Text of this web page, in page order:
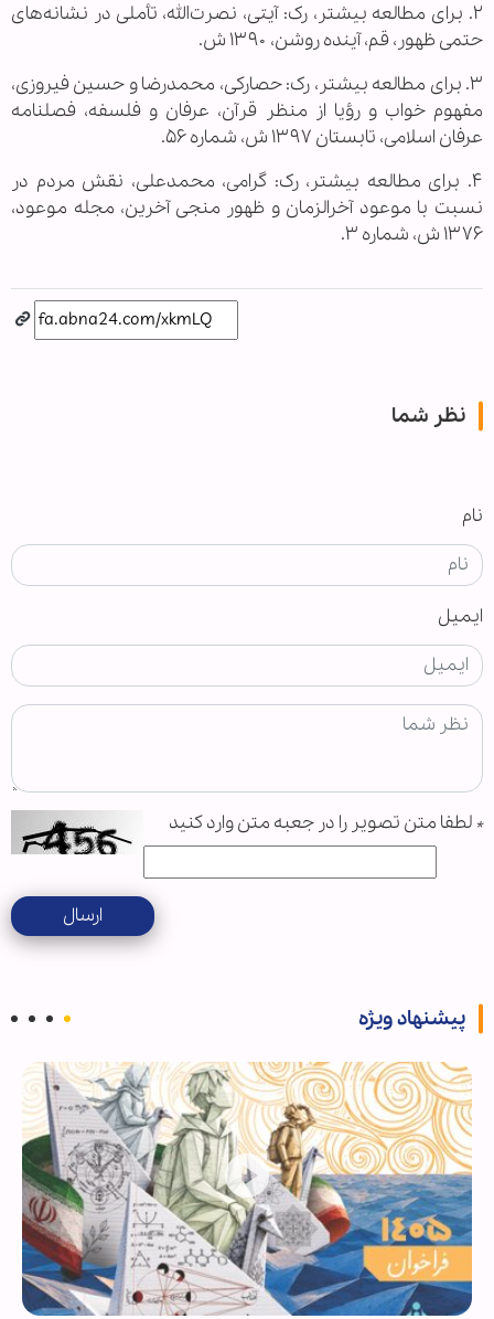
۲. برای مطالعه بیشتر، رک: آیتی، نصرت‌الله، تأملی در نشانه‌های
حتمی ظهور، قم، آینده روشن، ۱۳۹۰ ش.
۳. برای مطالعه بیشتر، رک: حصارکی، محمدرضا و حسین فیروزی،
مفهوم خواب و رؤیا از منظر قرآن، عرفان و فلسفه، فصلنامه
عرفان اسلامی، تابستان ۱۳۹۷ ش، شماره ۵۶.
۴. برای مطالعه بیشتر، رک: گرامی، محمدعلی، نقش مردم در
نسبت با موعود آخرالزمان و ظهور منجی آخرین، مجله موعود،
۱۳۷۶ ش، شماره ۳.
نظر شما
نام
ایمیل
* لطفا متن تصویر را در جعبه متن وارد کنید
ارسال
پیشنهاد ویژه